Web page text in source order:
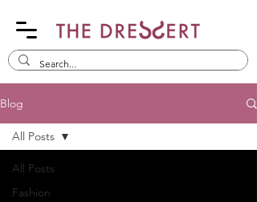
Blog
All Posts
Fashion
All Posts